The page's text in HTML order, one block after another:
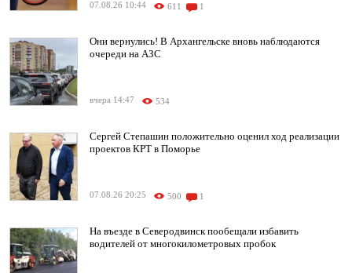
07.08.26 10:44 611 1
Они вернулись! В Архангельске вновь наблюдаются
очереди на АЗС
вчера 14:47 534
Сергей Степашин положительно оценил ход реализации
проектов КРТ в Поморье
07.08.26 20:25 500 1
На въезде в Северодвинск пообещали избавить
водителей от многокилометровых пробок